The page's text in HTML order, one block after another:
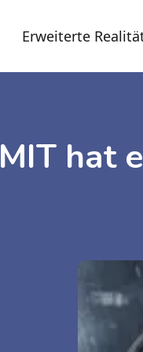
Erweiterte
MIT hat